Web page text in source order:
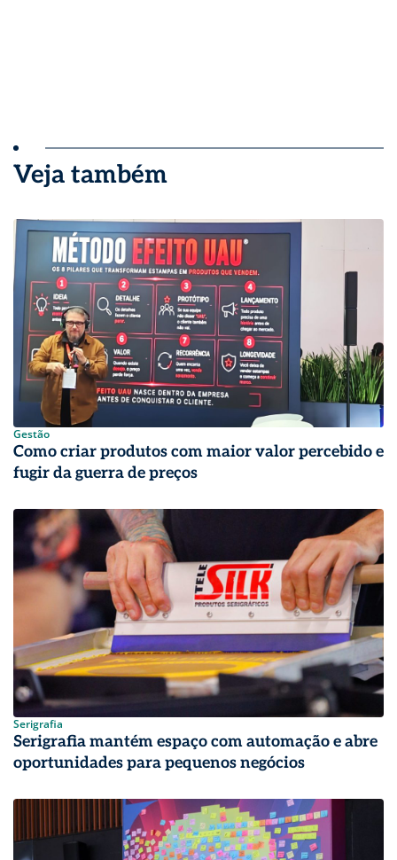
Veja também
Gestão
Como criar produtos com maior valor percebido e
fugir da guerra de preços
Serigrafia
Serigrafia mantém espaço com automação e abre
oportunidades para pequenos negócios